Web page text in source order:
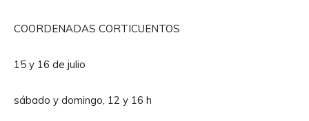
COORDENADAS CORTICUENTOS
15 y 16 de julio
sábado y domingo, 12 y 16 h